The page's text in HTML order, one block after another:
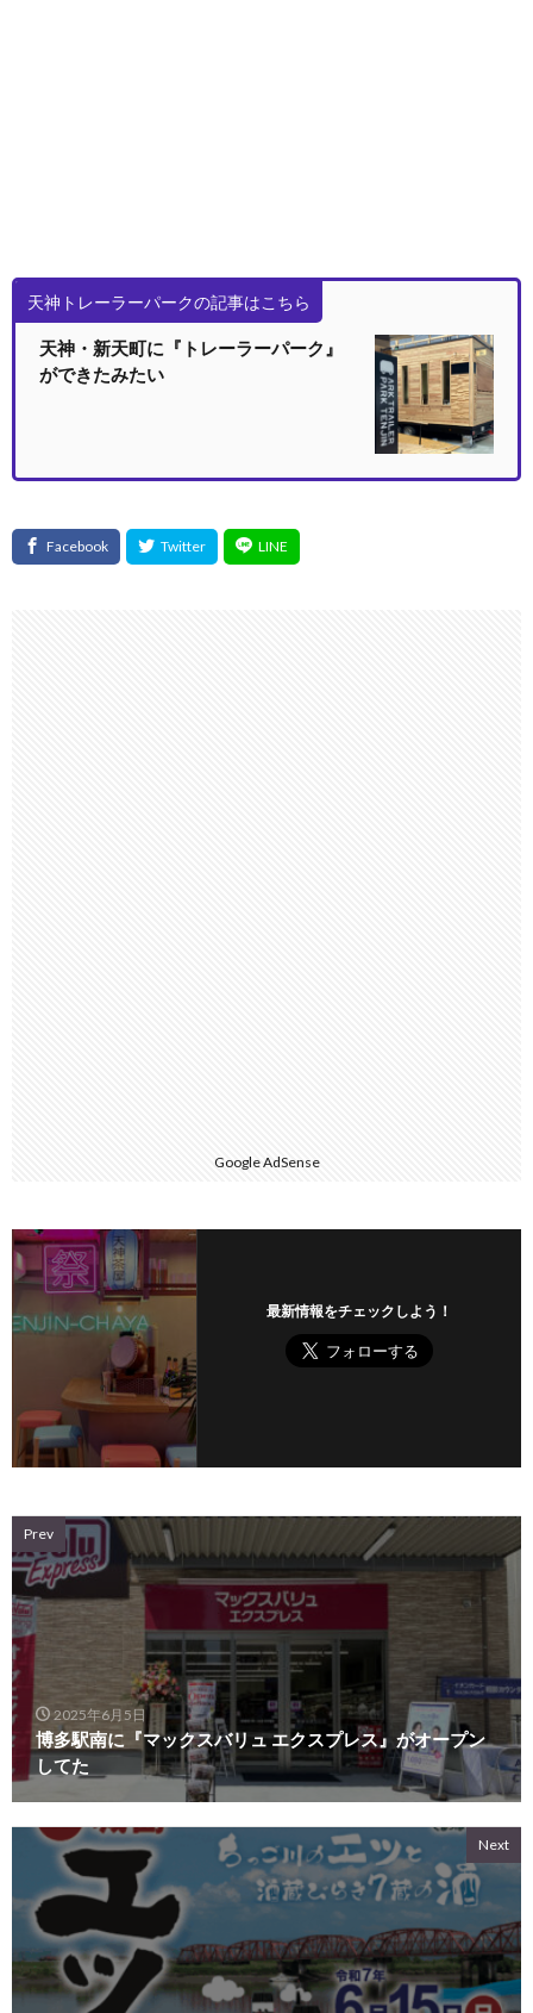
天神トレーラーパークの記事はこちら
天神・新天町に『トレーラーパーク』
ができたみたい
Google AdSense
最新情報をチェックしよう！
Prev
2025年6月5日
博多駅南に『マックスバリュ エクスプレス』がオープン
してた
Next